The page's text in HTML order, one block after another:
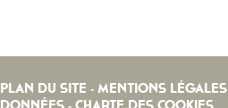
PLAN DU SITE - MENTIONS LÉGALES
DONNÉES - CHARTE DES COOKIES